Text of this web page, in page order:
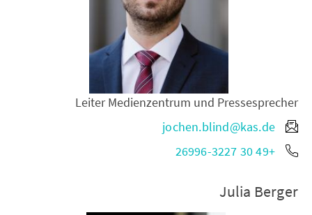
Leiter Medienzentrum und Pressesprecher
jochen.blind@kas.de
+49 30 26996-3227
Julia Berger